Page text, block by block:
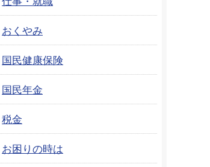
おくやみ
国民健康保険
国民年金
税金
お困りの時は